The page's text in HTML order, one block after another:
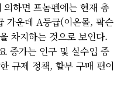
하면 프놈펜에는 현재 총
가운데 A등급(이온몰, 팍슨
차지하는 것으로 보인다.
증가는 인구 및 실수입 증
규제 정책, 할부 구매 편이